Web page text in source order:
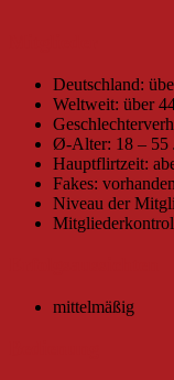
Deutschland:
Weltweit: über
Ø-Alter: 18 – 55
Hauptflirtzeit:
Fakes: vorhanden
Niveau der
mittelmäßig